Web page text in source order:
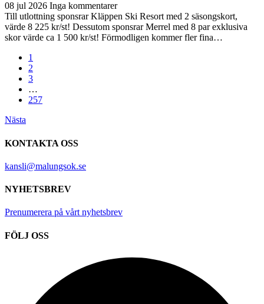
08 jul 2026 Inga kommentarer
Till utlottning sponsrar Kläppen Ski Resort med 2 säsongskort,
värde 8 225 kr/st! Dessutom sponsrar Merrel med 8 par exklusiva
skor värde ca 1 500 kr/st! Förmodligen kommer fler fina…
1
2
3
…
257
Nästa
KONTAKTA OSS
kansli@malungsok.se
NYHETSBREV
Prenumerera på vårt nyhetsbrev
FÖLJ OSS